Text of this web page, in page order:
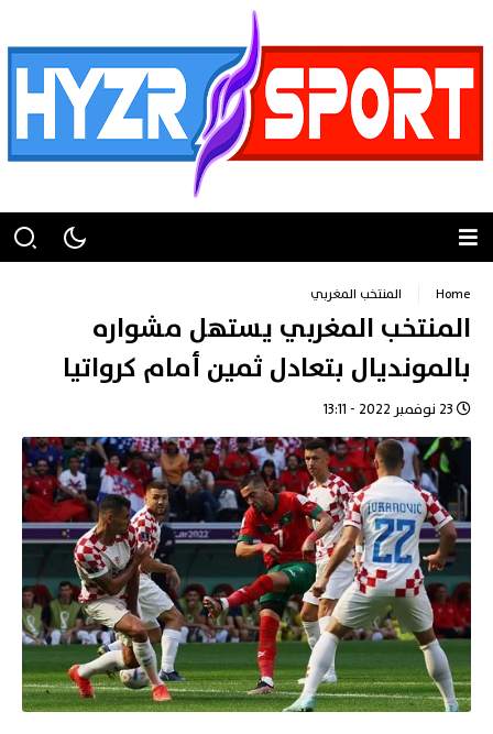
Home المنتخب المغربي
المنتخب المغربي يستهل مشواره
بالمونديال بتعادل ثمين أمام كرواتيا